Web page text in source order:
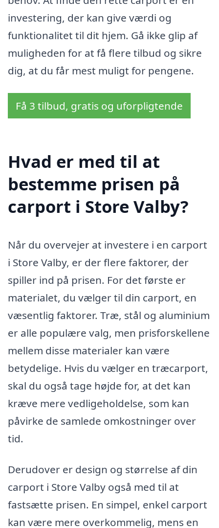
investering, der kan give værdi og
funktionalitet til dit hjem. Gå ikke glip af
muligheden for at få flere tilbud og sikre
dig, at du får mest muligt for pengene.
Få 3 tilbud, gratis og uforpligtende
Hvad er med til at
bestemme prisen på
carport i Store Valby?
Når du overvejer at investere i en carport
i Store Valby, er der flere faktorer, der
spiller ind på prisen. For det første er
materialet, du vælger til din carport, en
væsentlig faktorer. Træ, stål og aluminium
er alle populære valg, men prisforskellene
mellem disse materialer kan være
betydelige. Hvis du vælger en træcarport,
skal du også tage højde for, at det kan
kræve mere vedligeholdelse, som kan
påvirke de samlede omkostninger over
tid.
Derudover er design og størrelse af din
carport i Store Valby også med til at
fastsætte prisen. En simpel, enkel carport
kan være mere overkommelig, mens en